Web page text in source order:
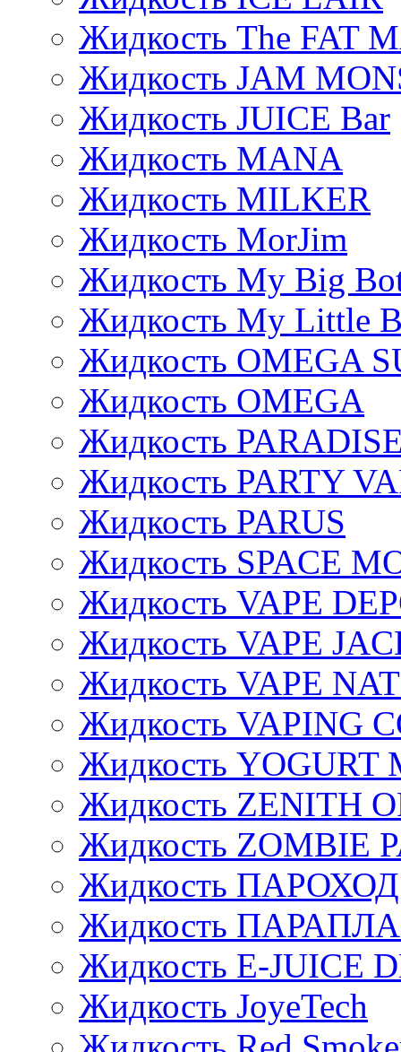
Жидкость The FAT
Жидкость JAM
Жидкость JUICE Bar
Жидкость MANA
Жидкость MILKER
Жидкость MorJim
Жидкость My Big
Жидкость My Little
Жидкость OMEGA
Жидкость OMEGA
Жидкость
Жидкость PARTY
Жидкость PARUS
Жидкость SPACE
Жидкость VAPE
Жидкость VAPE
Жидкость VAPE
Жидкость VAPING
Жидкость YOGURT
Жидкость ZENITH
Жидкость ZOMBIE
Жидкость ПАРОХОД
Жидкость
Жидкость E-JUIСE
Жидкость JoyeTech